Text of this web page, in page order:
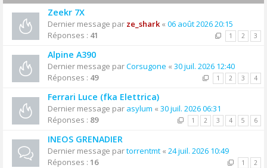
Zeekr 7X
Dernier message par ze_shark« 06 août 2026 20:15
Réponses : 41 1 2 3
Alpine A390
Dernier message parCorsugone « 30 juil. 2026 12:40
Réponses : 49 1 2 3 4
Ferrari Luce (fka Elettrica)
Dernier message par asylum « 30 juil. 2026 06:31
Réponses : 89 1 2 3 4 5 6
INEOS GRENADIER
Dernier message partorrentmt « 24 juil. 2026 10:49
Réponses : 16 1 2